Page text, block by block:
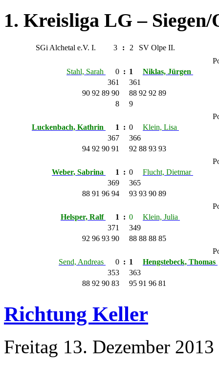
1. Kreisliga LG – Siegen/
SGi Alchetal e.V. I. 3 : 2
SV Olpe II.
Stahl, Sarah
0 : 1
Niklas, Jürgen
361
361
90 92 89 90
88 92 92 89
8
9
Luckenbach, Kathrin
1 : 0
Klein, Lisa
367
366
94 92 90 91
92 88 93 93
Weber, Sabrina
1 : 0
Flucht, Dietmar
369
365
88 91 96 94
93 93 90 89
Helsper, Ralf
1 : 0
Klein, Julia
371
349
92 96 93 90
88 88 88 85
Send, Andreas
0 : 1
Hengstebeck, Thomas
353
363
88 92 90 83
95 91 96 81
Richtung Keller
Freitag 13. Dezember